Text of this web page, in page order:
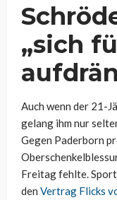
„sich
Auch wenn der 21-
gelang ihm nur
Gegen Paderborn
Freitag fehlte.
den Vertrag Flicks